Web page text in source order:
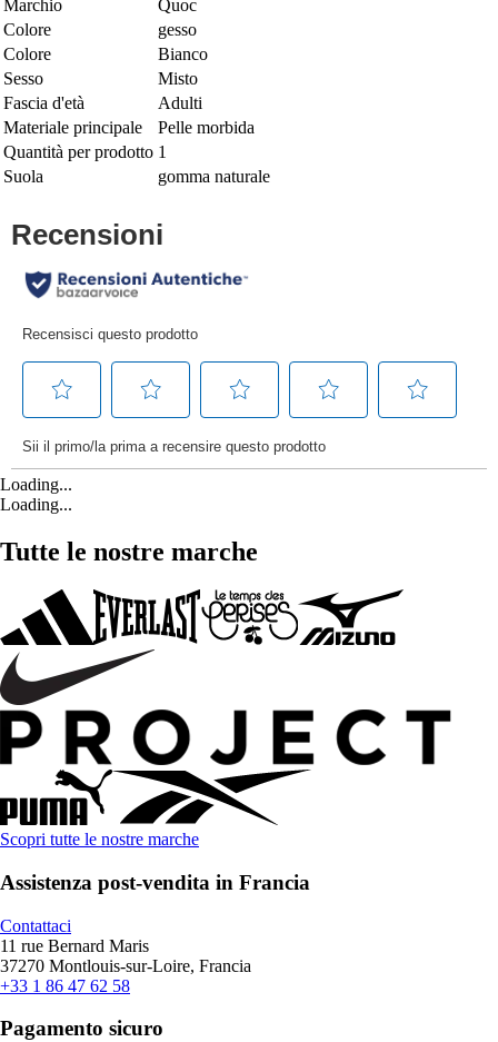
Marchio
Quoc
Colore
gesso
Colore
Bianco
Sesso
Misto
Fascia d'età
Adulti
Materiale principale
Pelle morbida
Quantità per prodotto 1
Suola
gomma naturale
Loading...
Loading...
Tutte le nostre marche
Scopri tutte le nostre marche
Assistenza post-vendita in Francia
Contattaci
11 rue Bernard Maris
37270 Montlouis-sur-Loire, Francia
+33 1 86 47 62 58
Pagamento sicuro